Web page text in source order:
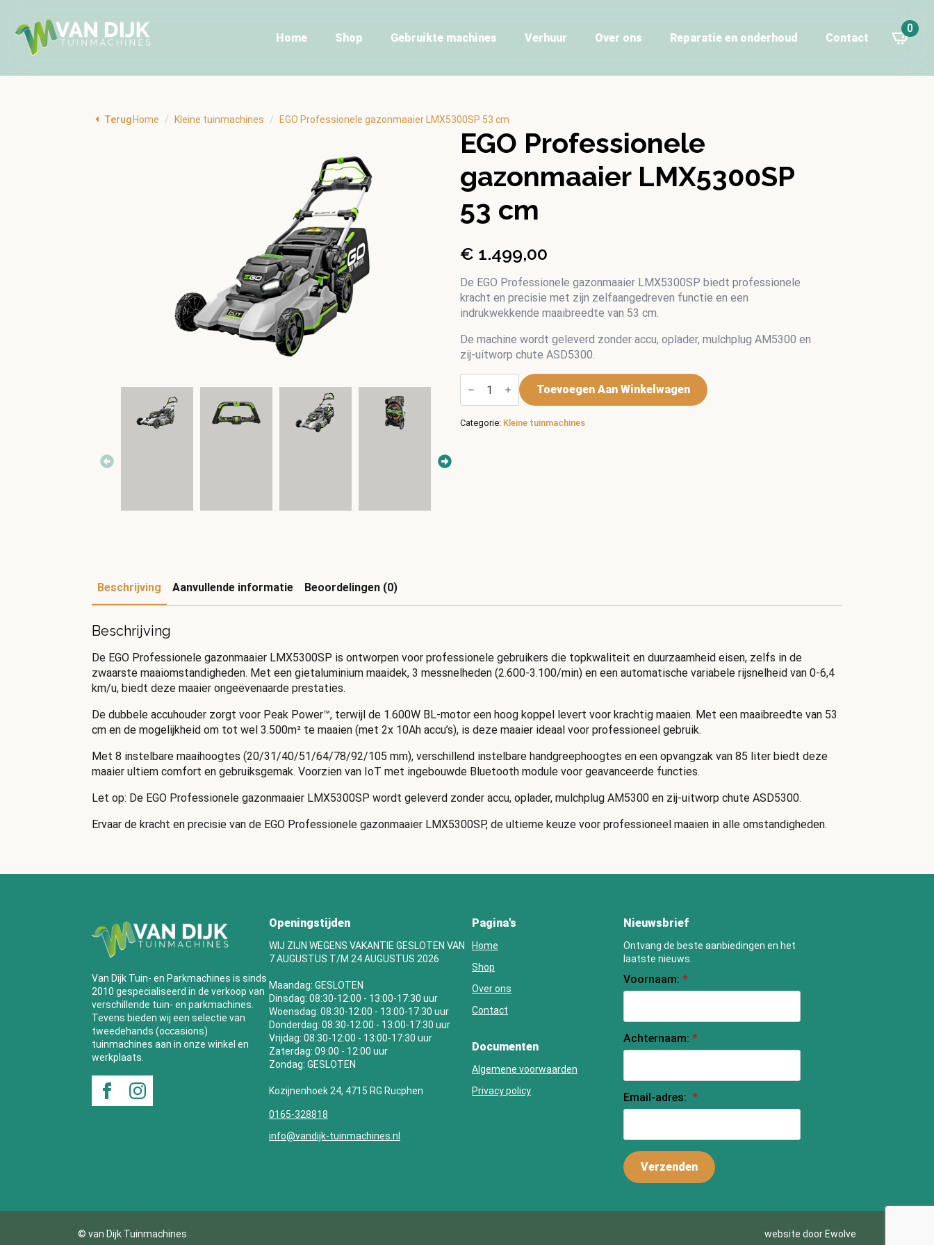
Home Shop Gebruikte machines Verhuur Over ons Reparatie en onderhoud Contact
0
Terug Home Kleine tuinmachines EGO Professionele gazonmaaier LMX5300SP 53 cm
EGO Professionele
gazonmaaier LMX5300SP
53 cm
€ 1.499,00
De EGO Professionele gazonmaaier LMX5300SP biedt professionele
kracht en precisie met zijn zelfaangedreven functie en een
indrukwekkende maaibreedte van 53 cm.
De machine wordt geleverd zonder accu, oplader, mulchplug AM5300 en
zij-uitworp chute ASD5300.
EGO
Professionele
gazonmaaier
53
Toevoegen Aan Winkelwagen
Categorie: Kleine tuinmachines
Beschrijving Aanvullende informatie Beoordelingen (0)
Beschrijving
De EGO Professionele gazonmaaier LMX5300SP is ontworpen voor professionele gebruikers die topkwaliteit en duurzaamheid eisen, zelfs in de
zwaarste maaiomstandigheden. Met een gietaluminium maaidek, 3 messnelheden (2.600-3.100/min) en een automatische variabele rijsnelheid van 0-6,4
km/u, biedt deze maaier ongeëvenaarde prestaties.
De dubbele accuhouder zorgt voor Peak Power™, terwijl de 1.600W BL-motor een hoog koppel levert voor krachtig maaien. Met een maaibreedte van 53
cm en de mogelijkheid om tot wel 3.500m² te maaien (met 2x 10Ah accu’s), is deze maaier ideaal voor professioneel gebruik.
Met 8 instelbare maaihoogtes (20/31/40/51/64/78/92/105 mm), verschillend instelbare handgreephoogtes en een opvangzak van 85 liter biedt deze
maaier ultiem comfort en gebruiksgemak. Voorzien van IoT met ingebouwde Bluetooth module voor geavanceerde functies.
Let op: De EGO Professionele gazonmaaier LMX5300SP wordt geleverd zonder accu, oplader, mulchplug AM5300 en zij-uitworp chute ASD5300.
Ervaar de kracht en precisie van de EGO Professionele gazonmaaier LMX5300SP, de ultieme keuze voor professioneel maaien in alle omstandigheden.
Van Dijk Tuin- en Parkmachines is sinds
2010 gespecialiseerd in de verkoop van
verschillende tuin- en parkmachines.
Tevens bieden wij een selectie van
tweedehands (occasions)
tuinmachines aan in onze winkel en
werkplaats.
Openingstijden
WIJ ZIJN WEGENS VAKANTIE GESLOTEN VAN
7 AUGUSTUS T/M 24 AUGUSTUS 2026
Maandag: GESLOTEN
Dinsdag: 08:30-12:00 - 13:00-17:30 uur
Woensdag: 08:30-12:00 - 13:00-17:30 uur
Donderdag: 08:30-12:00 - 13:00-17:30 uur
Vrijdag: 08:30-12:00 - 13:00-17:30 uur
Zaterdag: 09:00 - 12:00 uur
Zondag: GESLOTEN
Kozijnenhoek 24, 4715 RG Rucphen
0165-328818
info@vandijk-tuinmachines.nl
Pagina's
Home
Shop
Over ons
Contact
Documenten
Algemene voorwaarden
Privacy policy
Nieuwsbrief
Ontvang de beste aanbiedingen en het
laatste nieuws.
Voornaam: *
Achternaam: *
Email-adres: *
Verzenden
© van Dijk Tuinmachines website door Ewolve